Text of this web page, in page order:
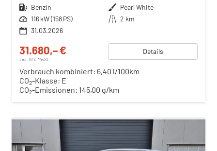
Kraftstoff Benzin Außenfarbe Pearl White
Leistung 116 kW (158 PS) Kilometerstand 2 km
31.03.2026
31.680,– €
incl. 19% MwSt.
Details
Verbrauch kombiniert: 6,40 l/100km
CO2-Klasse: E
CO2-Emissionen: 145,00 g/km